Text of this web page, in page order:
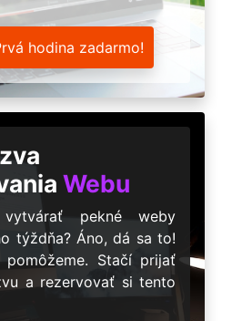
hodina zadarmo!
Webu
pekné weby
týždňa? Áno, dá sa to!
Stačí prijať
a rezervovať si tento